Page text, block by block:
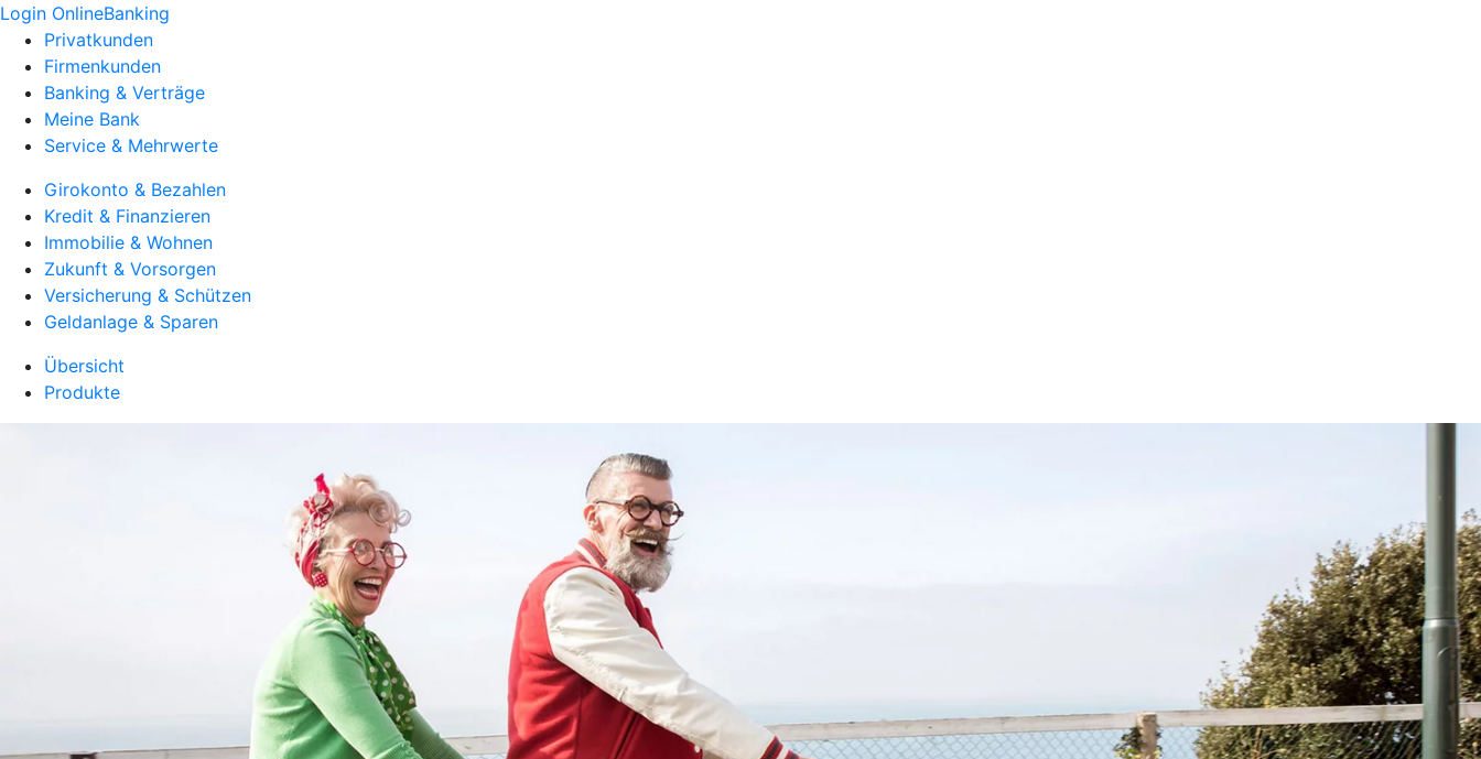
Login OnlineBanking
Privatkunden
Firmenkunden
Banking & Verträge
Meine Bank
Service & Mehrwerte
Girokonto & Bezahlen
Kredit & Finanzieren
Immobilie & Wohnen
Zukunft & Vorsorgen
Versicherung & Schützen
Geldanlage & Sparen
Übersicht
Produkte